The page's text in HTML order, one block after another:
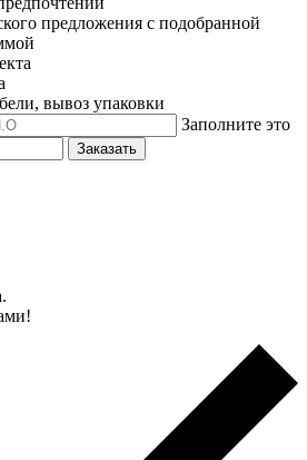
предложения с подобранной
вывоз упаковки
Заполните это
Заказать